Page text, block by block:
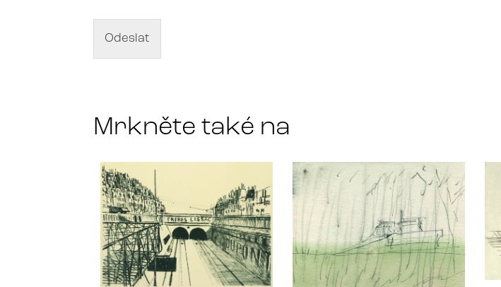
v
l
Odeslat
Mrkněte také na